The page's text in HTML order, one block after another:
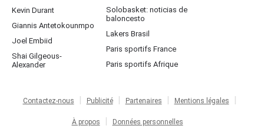
Kevin Durant
Giannis Antetokounmpo
Joel Embiid
Shai Gilgeous-
Alexander
Solobasket: noticias de
baloncesto
Lakers Brasil
Paris sportifs France
Paris sportifs Afrique
Contactez-nous Publicité Partenaires Mentions légales
À propos Données personnelles